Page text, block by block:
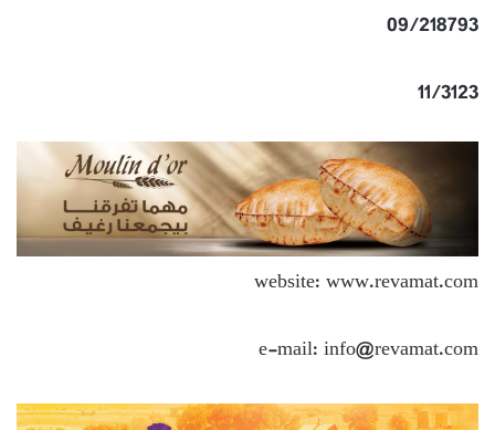
09/218793
11/3123
website: www.revamat.com
e-mail: info@revamat.com